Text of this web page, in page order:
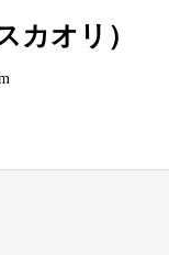
カオリ）